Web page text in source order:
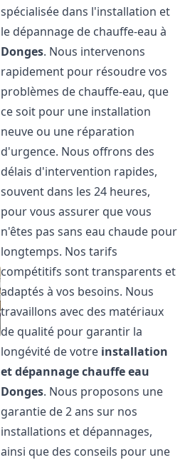
spécialisée dans l'installation et
le dépannage de chauffe-eau à
Donges. Nous intervenons
rapidement pour résoudre vos
problèmes de chauffe-eau, que
ce soit pour une installation
neuve ou une réparation
d'urgence. Nous offrons des
délais d'intervention rapides,
souvent dans les 24 heures,
pour vous assurer que vous
n'êtes pas sans eau chaude pour
longtemps. Nos tarifs
compétitifs sont transparents et
adaptés à vos besoins. Nous
travaillons avec des matériaux
de qualité pour garantir la
longévité de votre installation
et dépannage chauffe eau
Donges. Nous proposons une
garantie de 2 ans sur nos
installations et dépannages,
ainsi que des conseils pour une